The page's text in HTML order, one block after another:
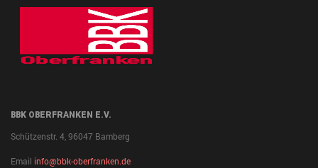
BBK OBERFRANKEN E.V.
Schützenstr. 4, 96047 Bamberg
Email info@bbk-oberfranken.de